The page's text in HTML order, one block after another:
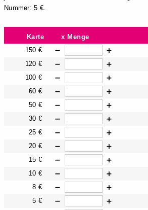
Nummer: 5 €.
Karte x Menge
150 €
➖
➕
120 €
➖
➕
100 €
➖
➕
60 €
➖
➕
50 €
➖
➕
30 €
➖
➕
25 €
➖
➕
20 €
➖
➕
15 €
➖
➕
10 €
➖
➕
8 €
➖
➕
5 €
➖
➕